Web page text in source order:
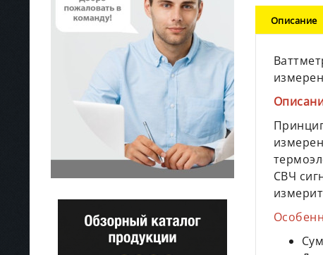
Описание
СВЧ